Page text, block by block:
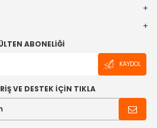
ABONELIĞI
KAYDOL
VE DESTEK İÇİN TIKLA